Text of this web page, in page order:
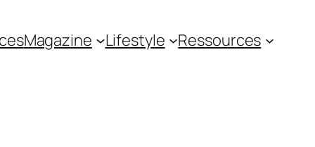
Magazine Lifestyle Ressources